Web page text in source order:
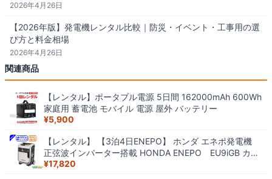
2026年4月26日
【2026年版】発電機レンタル比較｜防災・イベント・工事用の選
び方と料金相場
2026年4月26日
関連商品
【レンタル】ポータブル電源 5日間 162000mAh 600Wh
家庭用 蓄電池 モバイル 電源 屋外 バッテリー
¥5,900
【レンタル】 【3泊4日ENEPO】 ホンダ エネポ発電機
正弦波インバーター搭載 HONDA ENEPO EU9iGB カセ
ットガス ガスパワー発電機
¥17,820